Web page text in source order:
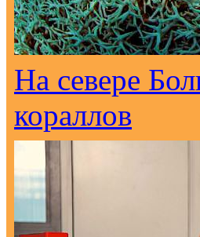
На севере
кораллов